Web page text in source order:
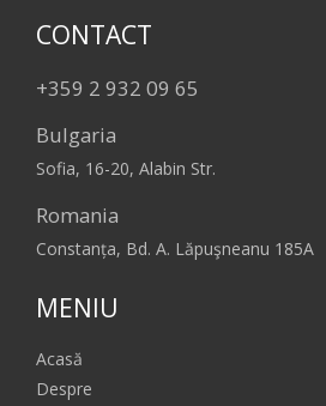
CONTACT
+359 2 932 09 65
Bulgaria
Sofia, 16-20, Alabin Str.
Romania
Constanța, Bd. A. Lăpuşneanu 185A
MENIU
Acasă
Despre